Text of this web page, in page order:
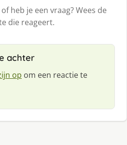
heb je een vraag? Wees de
die reageert.
achter
op om een reactie te